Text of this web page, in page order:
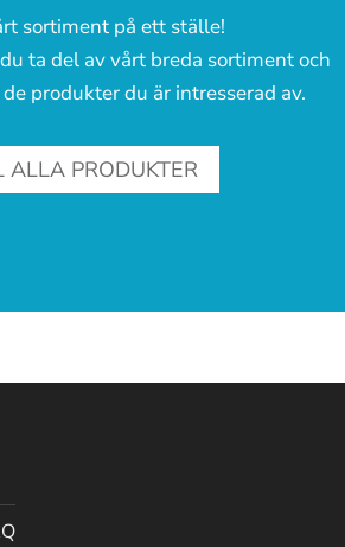
sortiment på ett ställe!
ta del av vårt breda sortiment och
produkter du är intresserad av.
ALLA PRODUKTER